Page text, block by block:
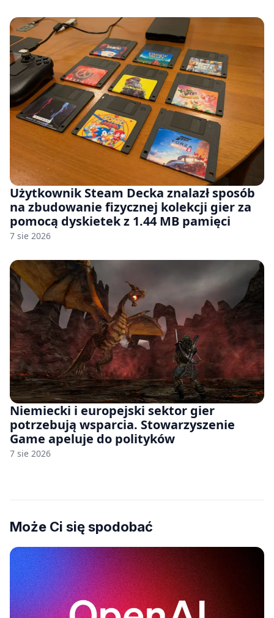
Użytkownik Steam Decka znalazł sposób
na zbudowanie fizycznej kolekcji gier za
pomocą dyskietek z 1.44 MB pamięci
7 sie 2026
Niemiecki i europejski sektor gier
potrzebują wsparcia. Stowarzyszenie
Game apeluje do polityków
7 sie 2026
Może Ci się spodobać